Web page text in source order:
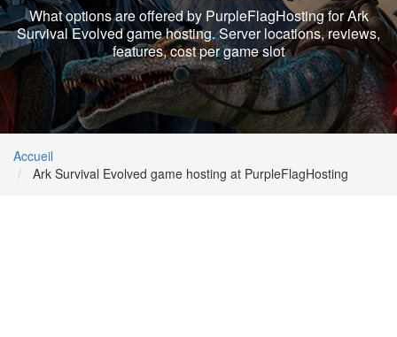
What options are offered by PurpleFlagHosting for Ark
Survival Evolved game hosting. Server locations, reviews,
features, cost per game slot
Accueil
Ark Survival Evolved game hosting at PurpleFlagHosting